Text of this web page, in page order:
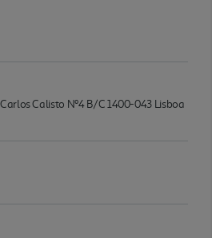
Calisto Nº4 B/C 1400-043 Lisboa